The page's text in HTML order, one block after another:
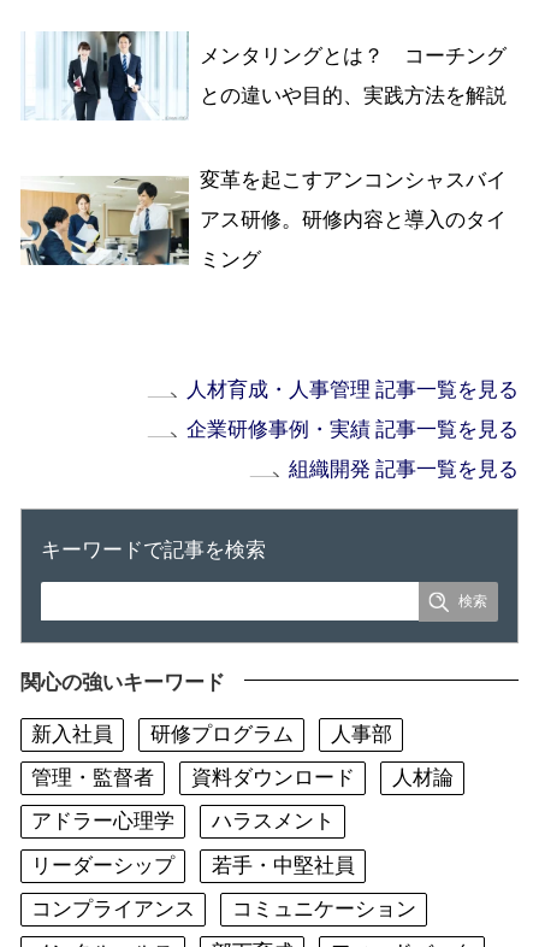
メンタリングとは？ コーチング
との違いや目的、実践方法を解説
変革を起こすアンコンシャスバイ
アス研修。研修内容と導入のタイ
ミング
人材育成・人事管理 記事一覧を見る
企業研修事例・実績 記事一覧を見る
組織開発 記事一覧を見る
キーワードで記事を検索
関心の強いキーワード
新入社員 研修プログラム
人事部
管理・監督者
資料ダウンロード
人材論
アドラー心理学
ハラスメント
リーダーシップ
若手・中堅社員
コンプライアンス
コミュニケーション